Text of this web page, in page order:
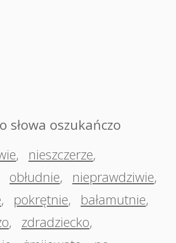
słowa oszukańczo
, nieszczerze,
obłudnie, nieprawdziwie,
, pokrętnie, bałamutnie,
, zdradziecko,